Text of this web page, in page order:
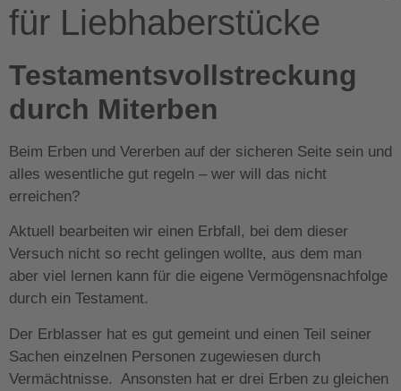
für Liebhaberstücke
Testamentsvollstreckung
durch Miterben
Beim Erben und Vererben auf der sicheren Seite sein und
alles wesentliche gut regeln – wer will das nicht
erreichen?
Aktuell bearbeiten wir einen Erbfall, bei dem dieser
Versuch nicht so recht gelingen wollte, aus dem man
aber viel lernen kann für die eigene Vermögensnachfolge
durch ein Testament.
Der Erblasser hat es gut gemeint und einen Teil seiner
Sachen einzelnen Personen zugewiesen durch
Vermächtnisse. Ansonsten hat er drei Erben zu gleichen